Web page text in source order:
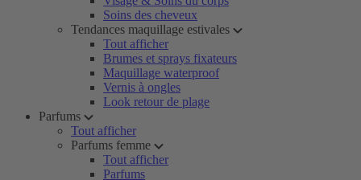
Soins des cheveux
Tendances maquillage estivales
Tout afficher
Brumes et sprays fixateurs
Maquillage waterproof
Vernis à ongles
Look retour de plage
Parfums
Tout afficher
Parfums femme
Tout afficher
Parfums